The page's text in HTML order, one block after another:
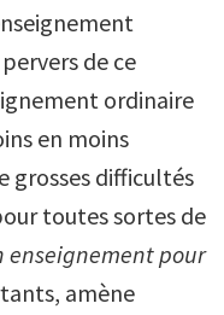
de ce
ordinaire
en moins
grosses difficultés
toutes sortes de
enseignement pour
amène